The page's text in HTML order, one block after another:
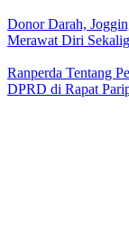
Donor Darah,
Merawat Diri
Ranperda Tentang
DPRD di Rapat